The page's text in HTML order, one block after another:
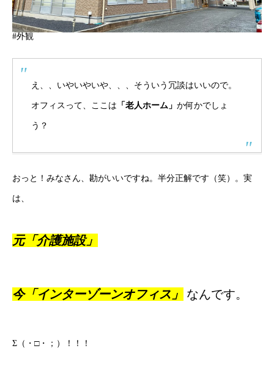
#外観
え、、いやいやいや、、、そういう冗談はいいので。
オフィスって、ここは 「老人ホーム」 か何かでしょ
う？
おっと！みなさん、勘がいいですね。半分正解です（笑）。実
は、
元「介護施設」
今「インターゾーンオフィス」 なんです。
Σ（・□・；）！！！